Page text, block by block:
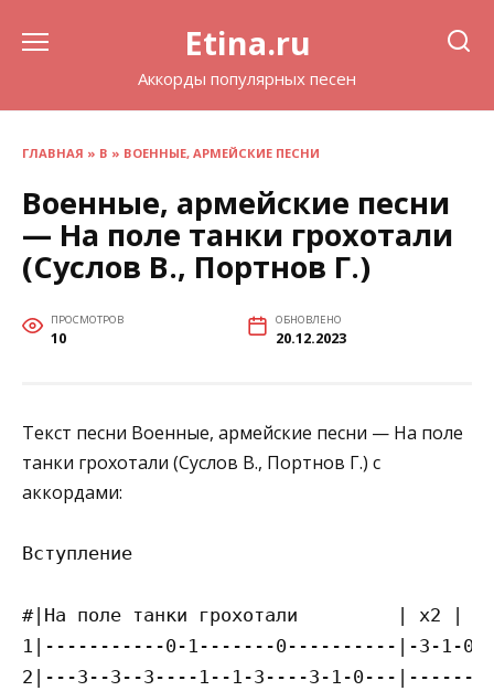
Etina.ru
Аккорды популярных песен
ГЛАВНАЯ » В » ВОЕННЫЕ, АРМЕЙСКИЕ ПЕСНИ
Военные, армейские песни
— На поле танки грохотали
(Суслов В., Портнов Г.)
ПРОСМОТРОВ
10
ОБНОВЛЕНО
20.12.2023
Текст песни Военные, армейские песни — На поле
танки грохотали (Суслов В., Портнов Г.) с
аккордами:
Вступление
#|На поле танки грохотали         | x2 |
1|-----------0-1-------0----------|-3-1-
2|---3--3--3----1--1-3----3-1-0---|------